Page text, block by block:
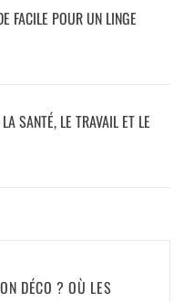
FACILE POUR UN LINGE
SANTÉ, LE TRAVAIL ET LE
DÉCO ? OÙ LES